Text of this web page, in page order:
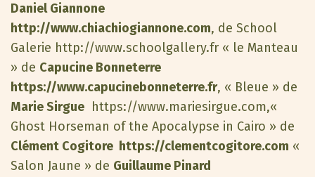
Daniel Giannone
http://www.chiachiogiannone.com, de School
Galerie http://www.schoolgallery.fr « le Manteau
» de Capucine Bonneterre
https://www.capucinebonneterre.fr, « Bleue » de
Marie Sirgue https://www.mariesirgue.com,«
Ghost Horseman of the Apocalypse in Cairo » de
Clément Cogitore https://clementcogitore.com «
Salon Jaune » de Guillaume Pinard